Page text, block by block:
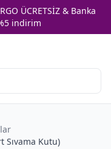
ÜCRETSİZ & Banka
indirim
Sıvama Kutu)